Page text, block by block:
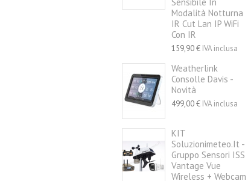
Modalità Notturna
IR Cut Lan IP WiFi
Con IR
159,90 € IVA inclusa
Weatherlink
Consolle Davis -
Novità
499,00 € IVA inclusa
KIT
Soluzionimeteo.it -
Gruppo Sensori ISS
Vantage Vue
Wireless + Webcam